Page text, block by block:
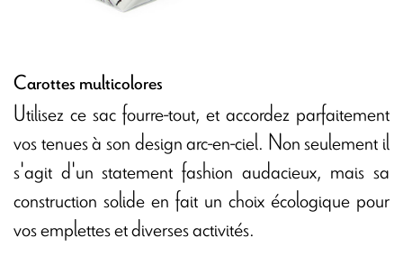
Carottes multicolores
Utilisez ce sac fourre-tout, et accordez parfaitement
vos tenues à son design arc-en-ciel. Non seulement il
s'agit d'un statement fashion audacieux, mais sa
construction solide en fait un choix écologique pour
vos emplettes et diverses activités.